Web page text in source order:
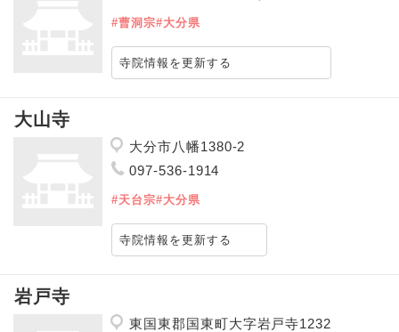
#曹洞宗#大分県
寺院情報を更新する
大山寺
大分市八幡1380-2
097-536-1914
#天台宗#大分県
寺院情報を更新する
岩戸寺
東国東郡国東町大字岩戸寺1232